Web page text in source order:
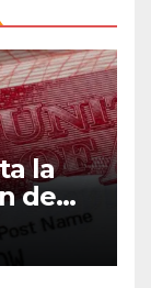
la
de
visas